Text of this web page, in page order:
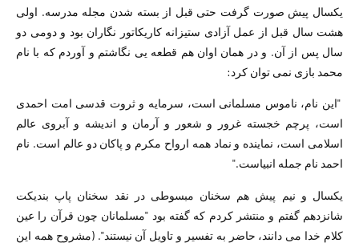
یکسال پیش صورت گرفت حتی قبل از بسته شدن مجله مدرسه. اولی
هشت سال قبل از عمل آزادی ستیزانه کاریکاتور نگاران بود و دومی دو
سال پس از آن. و در همان اوان هم قطعه یی نگاشتم و آوردم که با نام
محمد بازی نمی توان کرد:
"این نام، ناموس مسلمانی است، سرمایه و ثروت قدسی امت احمدی
است، پرچم خجسته غرور و شعور و آرمان و اندیشه و آبروی عالم
اسلامی است، نماینده و نماد همه ارواح مکرم و پاکان دو عالم است. نام
احمد نام جمله انبیاست."
یکسال و نیم پیش هم سخنان مبسوطی در نقد سخنان پاپ بندیکت
شانزدهم گفتم و منتشر کردم که گفته بود "مسلمانان چون قرآن را عین
کلام خدا می دانند، حاضر به تفسیر و تاویل آن نیستند". (مشروح همه این